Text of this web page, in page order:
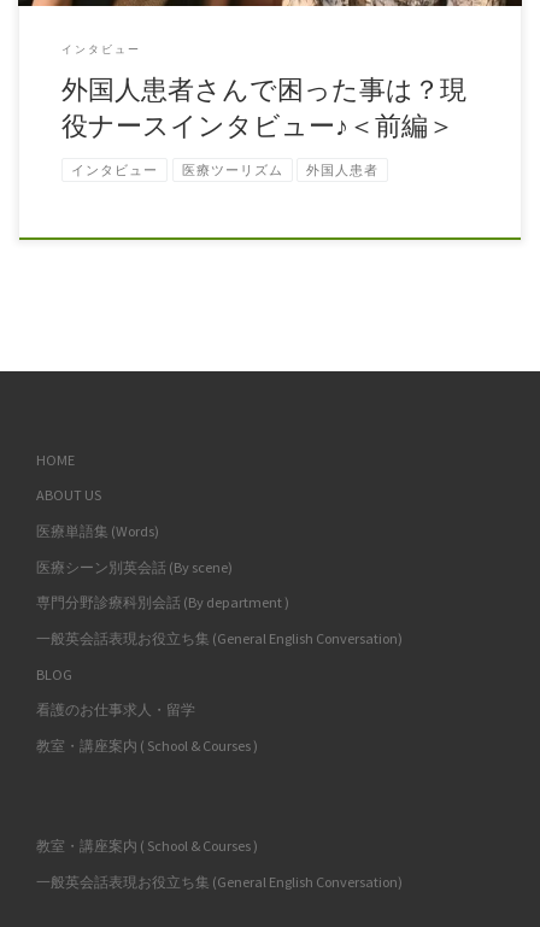
インタビュー
外国人患者さんで困った事は？現
役ナースインタビュー♪＜前編＞
インタビュー 医療ツーリズム 外国人患者
HOME
ABOUT US
医療単語集 (Words)
医療シーン別英会話 (By scene)
専門分野診療科別会話 (By department )
一般英会話表現お役立ち集 (General English Conversation)
BLOG
看護のお仕事求人・留学
教室・講座案内 ( School & Courses )
教室・講座案内 ( School & Courses )
一般英会話表現お役立ち集 (General English Conversation)